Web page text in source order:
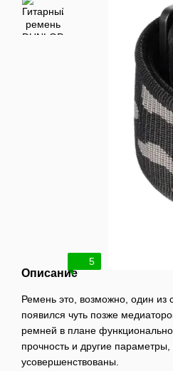
5
Описание
Ремень это, возможно, один из
появился чуть позже
ремней в плане
прочность и другие
усовершенствованы.